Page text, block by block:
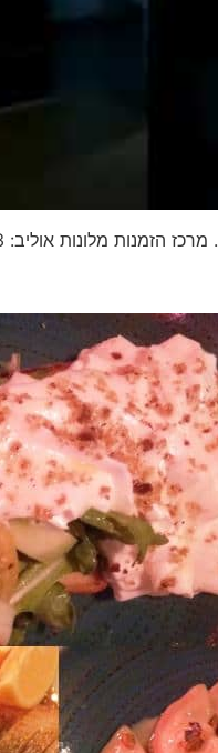
. מרכז הזמנות מלונות אוליב: 04-9531153